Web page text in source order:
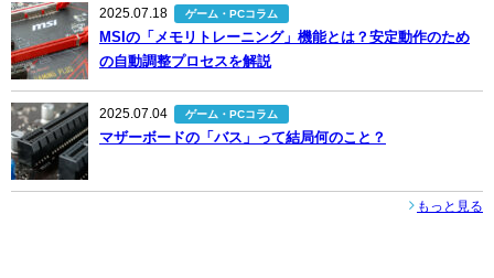
2025.07.18 ゲーム・PCコラム
MSIの「メモリトレーニング」機能とは？安定動作のため
の自動調整プロセスを解説
2025.07.04 ゲーム・PCコラム
マザーボードの「バス」って結局何のこと？
もっと見る